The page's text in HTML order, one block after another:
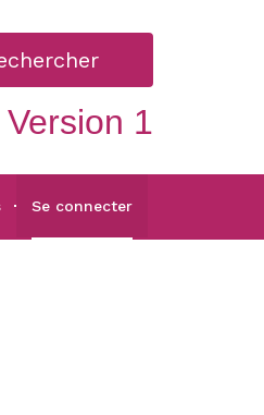
1
Se connecter